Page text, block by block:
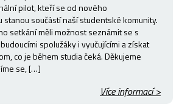
pilot, kteří se od nového
stanou součástí naší studentské komunity.
setkání měli možnost seznámit se s
spolužáky i vyučujícími a získat
co je během studia čeká. Děkujeme
se, […]
Více informací >